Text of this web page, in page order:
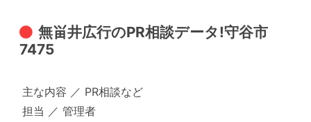
無畄井広行のPR相談データ!守谷市
7475
主な内容 ／ PR相談など
担当 ／ 管理者